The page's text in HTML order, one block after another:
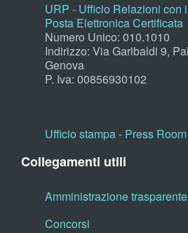
URP - Ufficio Relazioni con
Posta Elettronica Certificata
Numero Unico: 010.1010
Indirizzo: Via Garibaldi 9,
Genova
P. Iva: 00856930102
Ufficio stampa - Press Room
Collegamenti utili
Amministrazione trasparente
Concorsi